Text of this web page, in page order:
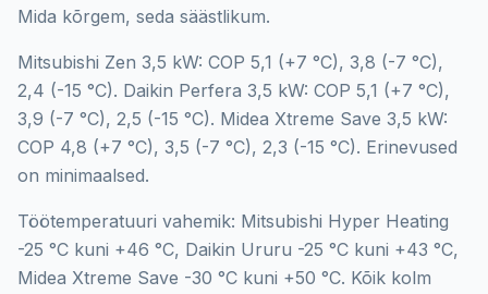
Mida kõrgem, seda säästlikum.
Mitsubishi Zen 3,5 kW: COP 5,1 (+7 °C), 3,8 (-7 °C),
2,4 (-15 °C). Daikin Perfera 3,5 kW: COP 5,1 (+7 °C),
3,9 (-7 °C), 2,5 (-15 °C). Midea Xtreme Save 3,5 kW:
COP 4,8 (+7 °C), 3,5 (-7 °C), 2,3 (-15 °C). Erinevused
on minimaalsed.
Töötemperatuuri vahemik: Mitsubishi Hyper Heating
-25 °C kuni +46 °C, Daikin Ururu -25 °C kuni +43 °C,
Midea Xtreme Save -30 °C kuni +50 °C. Kõik kolm